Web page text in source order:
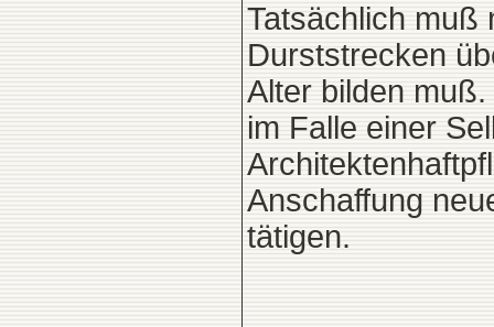
Tatsächlich muß
Durststrecken
Alter bilden
im Falle einer
Anschaffung
tätigen.